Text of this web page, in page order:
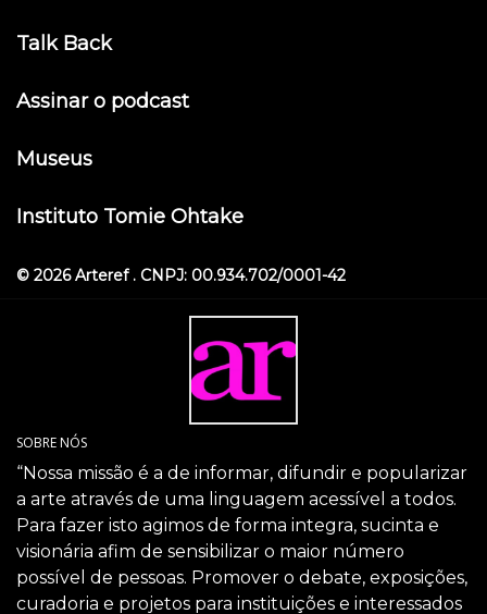
Talk Back
Assinar o podcast
Museus
Instituto Tomie Ohtake
© 2026 Arteref . CNPJ: 00.934.702/0001-42
SOBRE NÓS
“Nossa missão é a de informar, difundir e popularizar
a arte através de uma linguagem acessível a todos.
Para fazer isto agimos de forma integra, sucinta e
visionária afim de sensibilizar o maior número
possível de pessoas. Promover o debate, exposições,
curadoria e projetos para instituições e interessados